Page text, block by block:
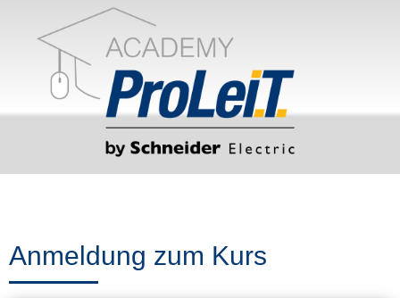
Service
Support
Academy
Anmeldung zum Kurs